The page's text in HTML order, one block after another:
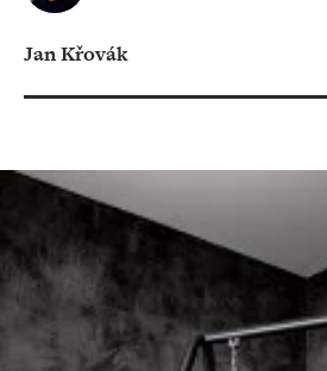
Jan Křovák